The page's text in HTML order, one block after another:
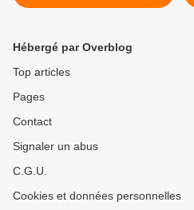
CUBAINS pour sauver
Hébergé par Overblog
Top articles
Pages
Contact
Signaler un abus
C.G.U.
Cookies et données personnelles